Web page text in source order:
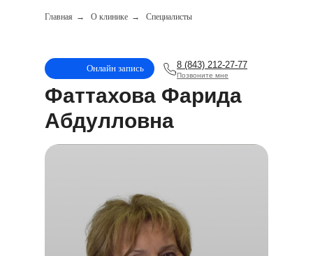
Главная → О клинике → Специалисты
Онлайн запись 8 (843) 212-27-77
Позвоните мне
Фаттахова Фарида
Абдулловна